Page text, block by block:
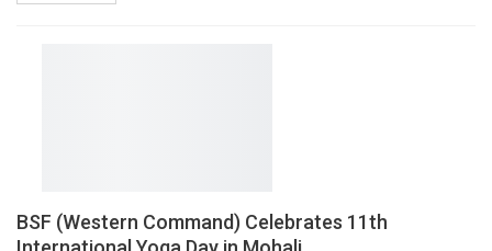
BSF (Western Command) Celebrates 11th